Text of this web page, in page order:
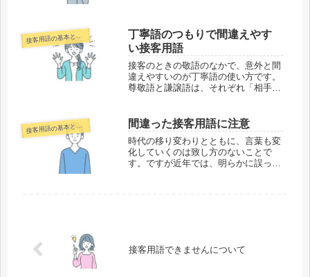
えたいというお客様もいらっしゃいま
す。どんな質問にも、笑顔でハキハキ
と...
接 客用語の基本と様々な業界での接客用語
丁寧語のつもりで間違えやす
い接客用語
接客のときの敬語のなかで、意外と間
違えやすいのが丁寧語の使い方です。
尊敬語と謙譲語は、それぞれ「相手に
のルールさえ憶えれば上手に使えるよ
うになります。しかし、丁寧語は「ど
こ...
接 客用語の基本と様々な業界での接客用語 間違った接客用語に注意
時代の移り変わりとともに、言葉も変
化していくのは致し方のないことで
す。ですが近年では、明らかに誤った
接客用語できませんについて